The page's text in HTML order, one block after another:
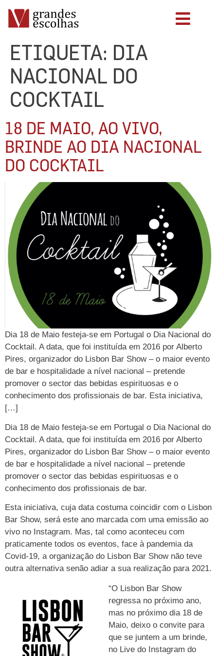
ETIQUETA: DIA
NACIONAL DO
COCKTAIL
18 DE MAIO, AO VIVO,
BRINDE AO DIA NACIONAL
DO COCKTAIL
Dia 18 de Maio festeja-se em Portugal o Dia Nacional do
Cocktail. A data, que foi instituída em 2016 por Alberto
Pires, organizador do Lisbon Bar Show – o maior evento
de bar e hospitalidade a nível nacional – pretende
promover o sector das bebidas espirituosas e o
conhecimento dos profissionais de bar. Esta iniciativa,
[…]
Dia 18 de Maio festeja-se em Portugal o Dia Nacional do
Cocktail. A data, que foi instituída em 2016 por Alberto
Pires, organizador do Lisbon Bar Show – o maior evento
de bar e hospitalidade a nível nacional – pretende
promover o sector das bebidas espirituosas e o
conhecimento dos profissionais de bar.
Esta iniciativa, cuja data costuma coincidir com o Lisbon
Bar Show, será este ano marcada com uma emissão ao
vivo no Instagram. Mas, tal como aconteceu com
praticamente todos os eventos, face à pandemia da
Covid-19, a organização do Lisbon Bar Show não teve
outra alternativa senão adiar a sua realização para 2021.
“O Lisbon Bar Show
regressa no próximo ano,
mas no próximo dia 18 de
Maio, deixo o convite para
que se juntem a um brinde,
no Live do Instagram do